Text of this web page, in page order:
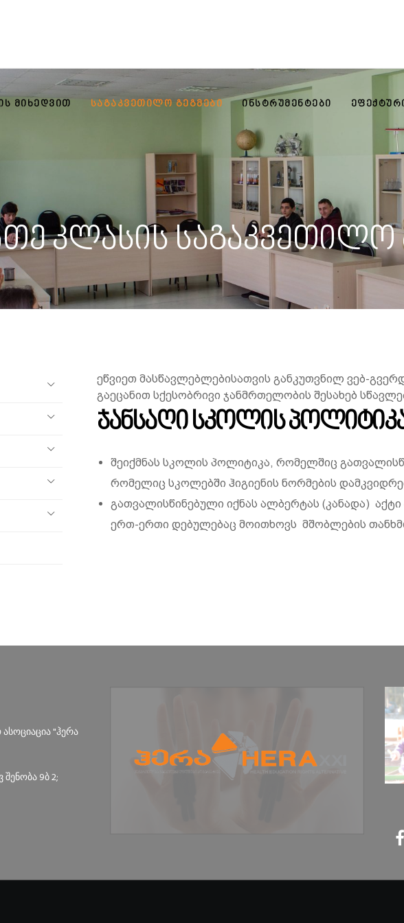
ᲛᲘᲮᲔᲓᲕᲘᲗ ᲡᲐᲒᲐᲙᲕᲔᲗᲘᲚᲝ ᲒᲔᲒᲛᲔᲑᲘ ᲘᲜᲡᲢᲠᲣᲛᲔᲜᲢᲔᲑᲘ
კლასის საგაკვეთილო
ეწვიეთ მასწავლებლებისათვის განკუთვნილ ვებ-
გაეცანით სქესობრივი ჯანმრთელობის შესახებ
ჯანსაღი სკოლის
შეიქმნას სკოლის პოლიტიკა, რომელშიც
რომელიც სკოლებში ჰიგიენის ნორმების
გათვალისწინებული იქნას ალბერტას (კანადა)
ერთ-ერთი დებულებაც მოითხოვს მშობლების
"ჰერა
9ბ 2;